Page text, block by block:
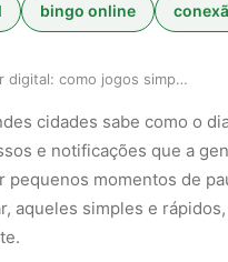
bingo online
Lazer digital: como jogos simples estão apoiand…
cidades sabe como o
e notificações que a
pequenos momentos de
aqueles simples e